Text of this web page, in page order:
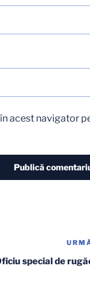
acest navigator
special de